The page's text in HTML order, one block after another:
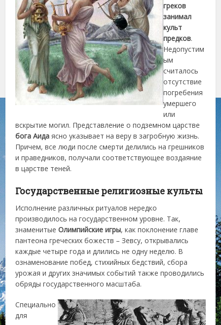
греков
занимал
культ
предков.
Недопустим
ым
считалось
отсутствие
погребения
умершего
или
вскрытие могил. Представление о подземном царстве
бога Аида ясно указывает на веру в загробную жизнь.
Причем, все люди после смерти делились на грешников
и праведников, получали соответствующее воздаяние
в царстве теней.
Государственные религиозные культы
Исполнение различных ритуалов нередко
производилось на государственном уровне. Так,
знаменитыеОлимпийские игры, как поклонение главе
пантеона греческих божеств – Зевсу, открывались
каждые четыре года и длились не одну неделю. В
ознаменование побед, стихийных бедствий, сбора
урожая и других значимых событий также проводились
обряды государственного масштаба.
Специально
для